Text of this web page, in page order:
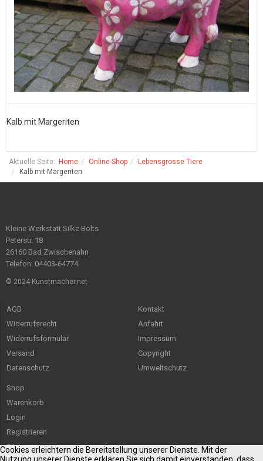
Kalb mit Margeriten
Aktuelle Seite: Home Online-Shop
Lebensgrosse Tiere
Kalb mit Margeriten
Kleine Werkstatt Silke Bölts
Peterstr. 18
26160 Bad Zwischenahn
Telefon: 04403-64774
© 2024 Kunstmacher.net
AGB
Widerrufsrecht
Widerrufsformular
Versand
Datenschutz
Kontakt
Anfahrt
Impressum
Copyright
Umweltschutz
Shop
Warenkorb
Login
Registrieren
Sitemap
Cookies erleichtern die Bereitstellung unserer Dienste. Mit der